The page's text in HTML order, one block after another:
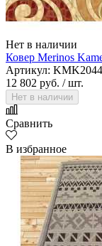
Нет в наличии
Ковер Merinos
Артикул:
12 802 руб. / шт.
Нет в наличии
Сравнить
В избранное